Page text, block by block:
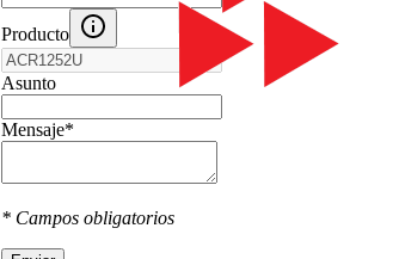
Producto
Asunto
Mensaje*
* Campos obligatorios